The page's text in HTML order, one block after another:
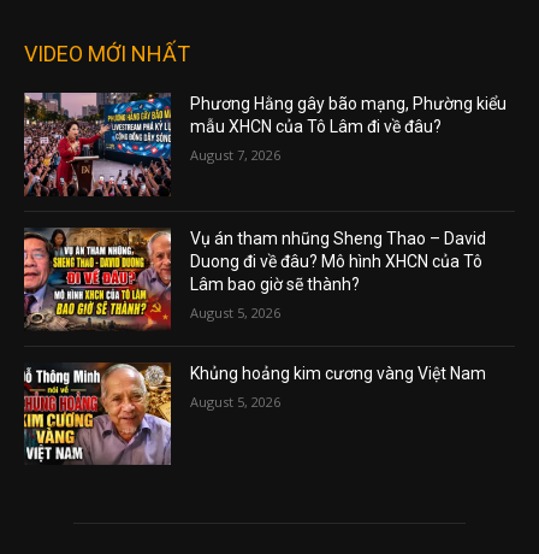
VIDEO MỚI NHẤT
Phương Hằng gây bão mạng, Phường kiểu
mẫu XHCN của Tô Lâm đi về đâu?
August 7, 2026
Vụ án tham nhũng Sheng Thao – David
Duong đi về đâu? Mô hình XHCN của Tô
Lâm bao giờ sẽ thành?
August 5, 2026
Khủng hoảng kim cương vàng Việt Nam
August 5, 2026